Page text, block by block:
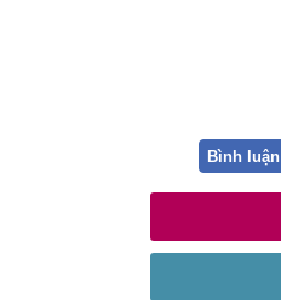
Bình luận